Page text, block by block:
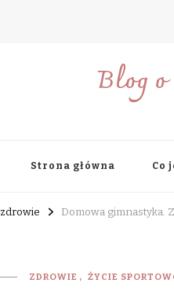
Blog
Strona główna Co
zdrowie Domowa gimnastyka.
ZDROWIE ŻYCIE